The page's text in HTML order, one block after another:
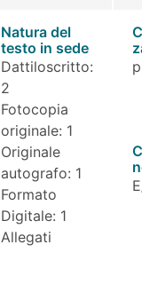
Natura del
testo in sede
Dattiloscritto:
2
Fotocopia
originale: 1
Originale
autografo: 1
Formato
Digitale: 1
Allegati